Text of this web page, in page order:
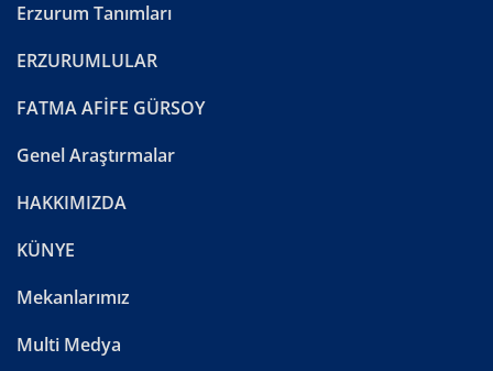
Erzurum Tanımları
ERZURUMLULAR
FATMA AFİFE GÜRSOY
Genel Araştırmalar
HAKKIMIZDA
KÜNYE
Mekanlarımız
Multi Medya